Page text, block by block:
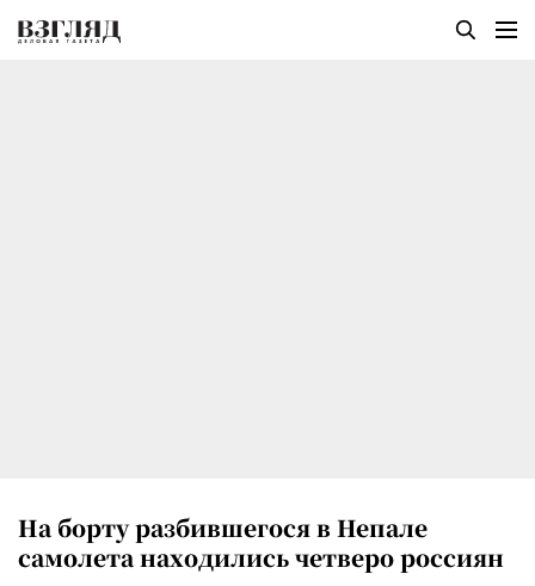
На борту разбившегося в Непале
самолета находились четверо россиян